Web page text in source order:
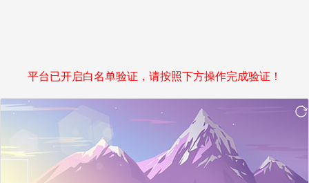
平台已开启白名单验证，请按照下方操作完成验证！